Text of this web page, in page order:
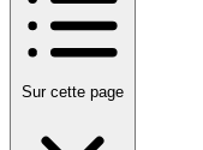
Sur cette page